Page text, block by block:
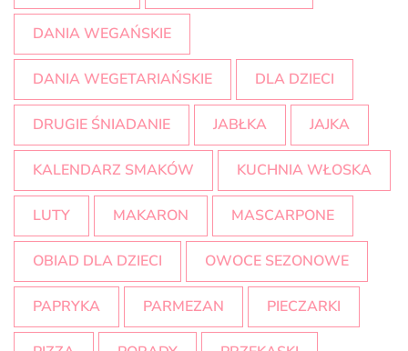
DANIA WEGAŃSKIE
DANIA WEGETARIAŃSKIE DLA DZIECI
DRUGIE ŚNIADANIE JABŁKA JAJKA
KALENDARZ SMAKÓW KUCHNIA WŁOSKA
LUTY MAKARON MASCARPONE
OBIAD DLA DZIECI OWOCE SEZONOWE
PAPRYKA PARMEZAN PIECZARKI